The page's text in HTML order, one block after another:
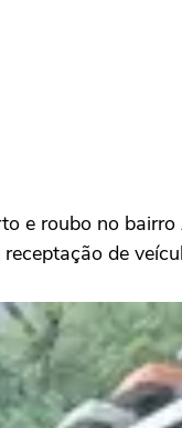
e roubo no
de